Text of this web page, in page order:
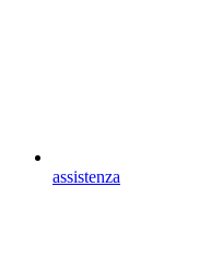
assistenza